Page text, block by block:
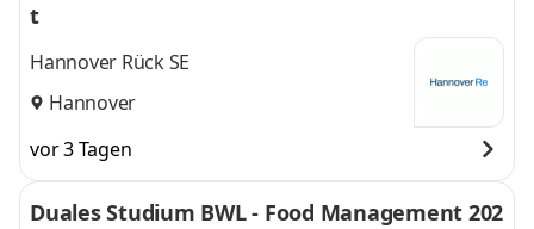
t
Hannover Rück SE
Hannover
vor 3 Tagen
Duales Studium BWL - Food Management 202